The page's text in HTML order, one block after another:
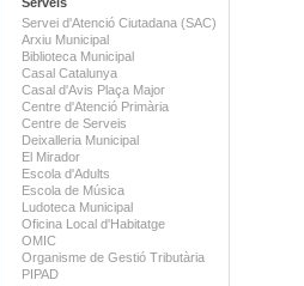
Servei d'Atenció Ciutadana (SAC)
Arxiu Municipal
Biblioteca Municipal
Casal Catalunya
Casal d'Avis Plaça Major
Centre d'Atenció Primària
Centre de Serveis
Deixalleria Municipal
El Mirador
Escola d'Adults
Escola de Música
Ludoteca Municipal
Oficina Local d'Habitatge
OMIC
Organisme de Gestió Tributària
PIPAD